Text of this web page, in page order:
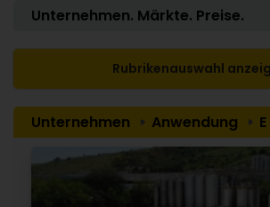
Unternehmen. Märkte. Preise.
Rubrikenauswahl
Unternehmen Anwendung